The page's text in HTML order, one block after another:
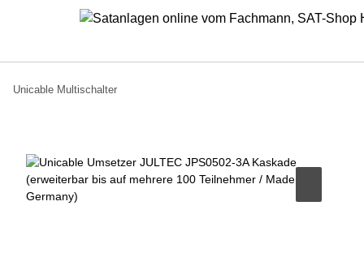
Unicable Multischalter